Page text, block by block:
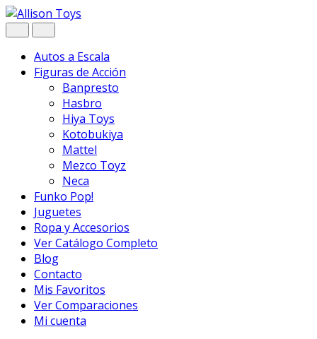
Navegar
Ir
al
Autos a Escala
Figuras de Acción
Banpresto
Hasbro
Hiya Toys
Kotobukiya
Mattel
Mezco Toyz
Neca
Funko Pop!
Juguetes
Ropa y Accesorios
Ver Catálogo Completo
Blog
Contacto
Mis Favoritos
Ver Comparaciones
Mi cuenta